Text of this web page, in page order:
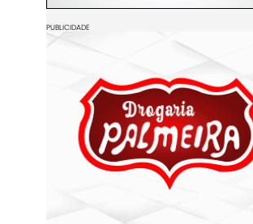
PUBLICIDADE